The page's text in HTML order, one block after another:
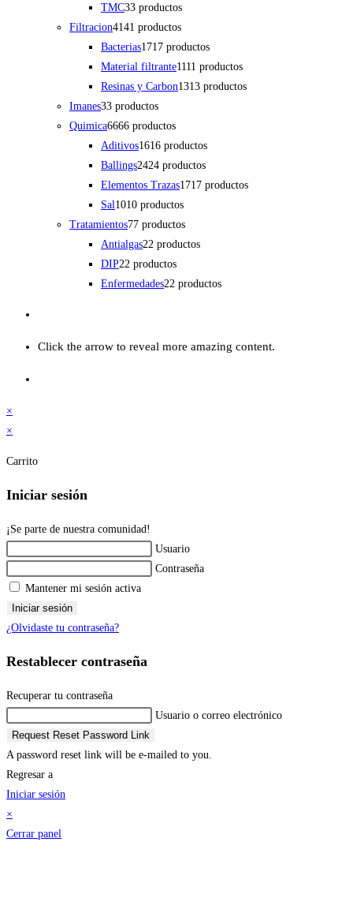
TMC33 productos
Filtracion4141 productos
Bacterias1717 productos
Material filtrante1111 productos
Resinas y Carbon1313 productos
Imanes33 productos
Quimica6666 productos
Aditivos1616 productos
Ballings2424 productos
Elementos Trazas1717 productos
Sal1010 productos
Tratamientos77 productos
Antialgas22 productos
DIP22 productos
Enfermedades22 productos
Click the arrow to reveal more amazing content.
×
×
Carrito
Iniciar sesión
¡Se parte de nuestra comunidad!
Usuario
Contraseña
Mantener mi sesión activa
Iniciar sesión
¿Olvidaste tu contraseña?
Restablecer contraseña
Recuperar tu contraseña
Usuario o correo electrónico
Request Reset Password Link
A password reset link will be e-mailed to you.
Regresar a
Iniciar sesión
×
Cerrar panel